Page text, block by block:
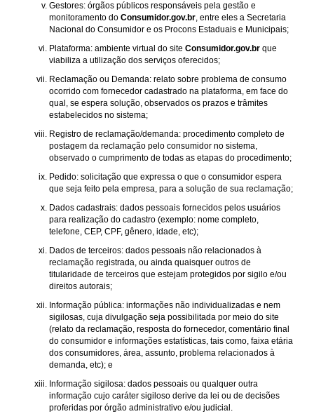
Gestores: órgãos públicos responsáveis pela gestão e
monitoramento do Consumidor.gov.br, entre eles a Secretaria
Nacional do Consumidor e os Procons Estaduais e Municipais;
Plataforma: ambiente virtual do site Consumidor.gov.br que
viabiliza a utilização dos serviços oferecidos;
Reclamação ou Demanda: relato sobre problema de consumo
ocorrido com fornecedor cadastrado na plataforma, em face do
qual, se espera solução, observados os prazos e trâmites
estabelecidos no sistema;
Registro de reclamação/demanda: procedimento completo de
postagem da reclamação pelo consumidor no sistema,
observado o cumprimento de todas as etapas do procedimento;
Pedido: solicitação que expressa o que o consumidor espera
que seja feito pela empresa, para a solução de sua reclamação;
Dados cadastrais: dados pessoais fornecidos pelos usuários
para realização do cadastro (exemplo: nome completo,
telefone, CEP, CPF, gênero, idade, etc);
Dados de terceiros: dados pessoais não relacionados à
reclamação registrada, ou ainda quaisquer outros de
titularidade de terceiros que estejam protegidos por sigilo e/ou
direitos autorais;
Informação pública: informações não individualizadas e nem
sigilosas, cuja divulgação seja possibilitada por meio do site
(relato da reclamação, resposta do fornecedor, comentário final
do consumidor e informações estatísticas, tais como, faixa etária
dos consumidores, área, assunto, problema relacionados à
demanda, etc); e
Informação sigilosa: dados pessoais ou qualquer outra
informação cujo caráter sigiloso derive da lei ou de decisões
proferidas por órgão administrativo e/ou judicial.